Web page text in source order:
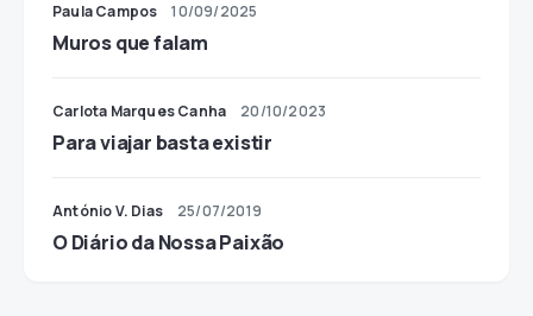
Paula Campos 10/09/2025
Muros que falam
Carlota Marques Canha 20/10/2023
Para viajar basta existir
António V. Dias 25/07/2019
O Diário da Nossa Paixão